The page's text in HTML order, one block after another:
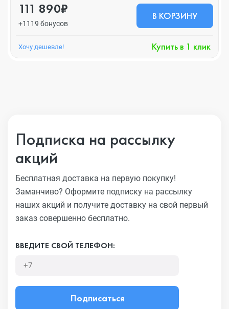
111 890₽
+1119 бонусов
В КОРЗИНУ
Хочу дешевле! Купить в 1 клик
Подписка на рассылку
акций
Бесплатная доставка на первую покупку!
Заманчиво? Оформите подписку на рассылку
наших акций и получите доставку на свой первый
заказ совершенно бесплатно.
ВВЕДИТЕ СВОЙ ТЕЛЕФОН:
Подписаться